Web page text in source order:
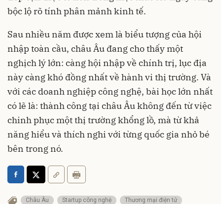
bộc lộ rõ tính phân mảnh kinh tế.
Sau nhiều năm được xem là biểu tượng của hội
nhập toàn cầu, châu Âu đang cho thấy một
nghịch lý lớn: càng hội nhập về chính trị, lục địa
này càng khó đồng nhất về hành vi thị trường. Và
với các doanh nghiệp công nghệ, bài học lớn nhất
có lẽ là: thành công tại châu Âu không đến từ việc
chinh phục một thị trường khổng lồ, mà từ khả
năng hiểu và thích nghi với từng quốc gia nhỏ bé
bên trong nó.
Châu Âu Startup công nghệ
Thương mại điện tử